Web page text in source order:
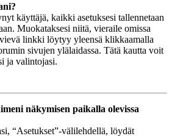
käyttäjä, kaikki asetuksesi tallennetaan
Muokataksesi niitä, vieraile omissa
linkki löytyy yleensä klikkaamalla
sivujen ylälaidassa. Tätä kautta voit
ja valintojasi.
näkymisen paikalla olevissa
“Asetukset”-välilehdellä, löydät